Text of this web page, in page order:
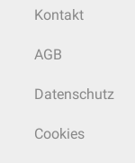
Kontakt
AGB
Datenschutz
Cookies